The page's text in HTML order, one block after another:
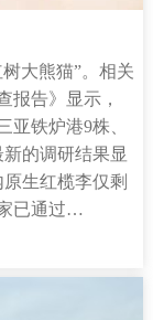
大熊猫”。相关
报告》显示，
亚铁炉港9株、
的调研结果显
生红榄李仅剩
已通过…